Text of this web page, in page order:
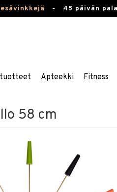
- 45 päivän
Apteekki Fitness
58 cm